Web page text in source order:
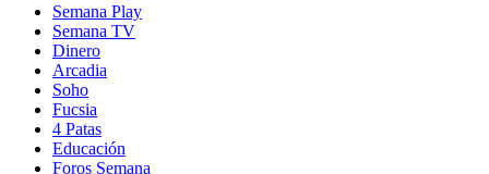
Semana Play
Semana TV
Dinero
Arcadia
Soho
in
new
window
Fucsia
in
new
window
4 Patas
Educación
Foros Semana